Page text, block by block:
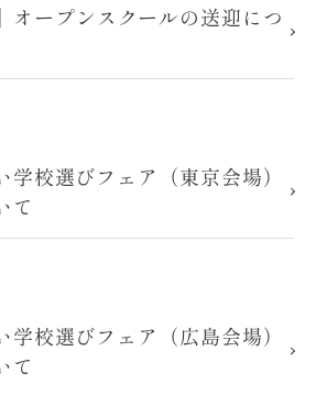
オープンスクールの送迎につ
校選びフェア（東京会場）
て
校選びフェア（広島会場）
て